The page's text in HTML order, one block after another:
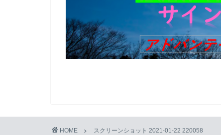
HOME スクリーンショット 2021-01-22 220058